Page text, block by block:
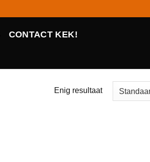
CONTACT KEK!
Enig resultaat